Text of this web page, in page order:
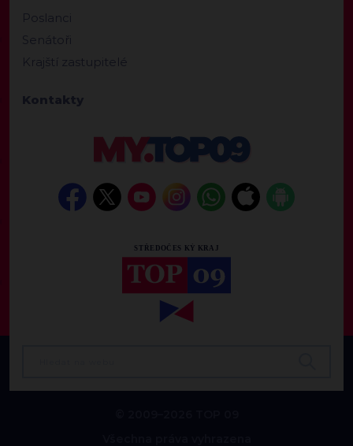
Poslanci
Senátoři
Krajští zastupitelé
Kontakty